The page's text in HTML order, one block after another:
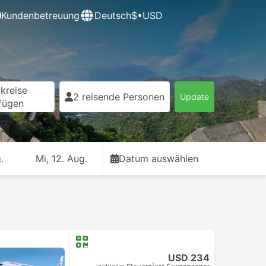
Kundenbetreuung Deutsch$•USD
2 reisende Personen Update
Mi, 12. Aug. Datum auswählen
USD 234